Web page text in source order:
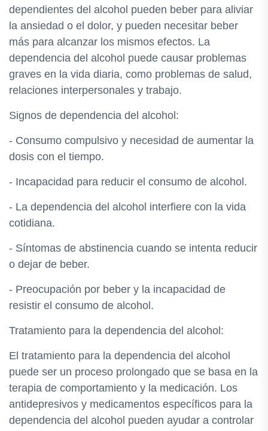
dependientes del alcohol pueden beber para aliviar
la ansiedad o el dolor, y pueden necesitar beber
más para alcanzar los mismos efectos. La
dependencia del alcohol puede causar problemas
graves en la vida diaria, como problemas de salud,
relaciones interpersonales y trabajo.
Signos de dependencia del alcohol:
- Consumo compulsivo y necesidad de aumentar la
dosis con el tiempo.
- Incapacidad para reducir el consumo de alcohol.
- La dependencia del alcohol interfiere con la vida
cotidiana.
- Síntomas de abstinencia cuando se intenta reducir
o dejar de beber.
- Preocupación por beber y la incapacidad de
resistir el consumo de alcohol.
Tratamiento para la dependencia del alcohol:
El tratamiento para la dependencia del alcohol
puede ser un proceso prolongado que se basa en la
terapia de comportamiento y la medicación. Los
antidepresivos y medicamentos específicos para la
dependencia del alcohol pueden ayudar a controlar